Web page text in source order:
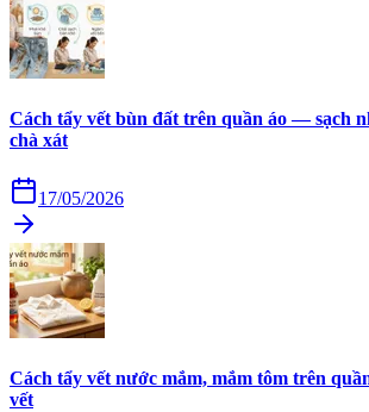
Cách tẩy vết bùn đất trên quần áo — sạch
chà xát
17/05/2026
Cách tẩy vết nước mắm, mắm tôm trên
vết